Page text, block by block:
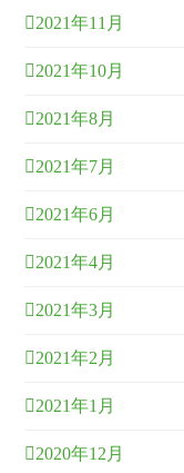
2021年11月
2021年10月
2021年8月
2021年7月
2021年6月
2021年4月
2021年3月
2021年2月
2021年1月
2020年12月